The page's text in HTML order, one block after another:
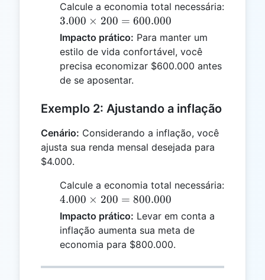
Calcule a economia total necessária:
3.000
\times
200 =
600.000
3.000 × 200 = 600.000
Impacto prático: Para manter um
estilo de vida confortável, você
precisa economizar $600.000 antes
de se aposentar.
Exemplo 2: Ajustando a inflação
Cenário: Considerando a inflação, você
ajusta sua renda mensal desejada para
$4.000.
Calcule a economia total necessária:
4.000
\times
200 =
800.000
4.000 × 200 = 800.000
Impacto prático: Levar em conta a
inflação aumenta sua meta de
economia para $800.000.